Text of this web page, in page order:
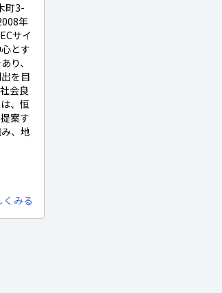
町3-
年
サイ
とす
り、
を目
会良
、恒
案す
、地
くみる